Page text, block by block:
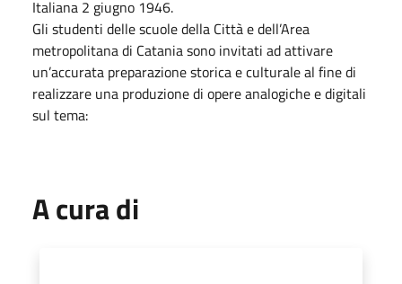
Italiana 2 giugno 1946.
Gli studenti delle scuole della Città e dell’Area
metropolitana di Catania sono invitati ad attivare
un’accurata preparazione storica e culturale al fine di
realizzare una produzione di opere analogiche e digitali
sul tema:
A cura di